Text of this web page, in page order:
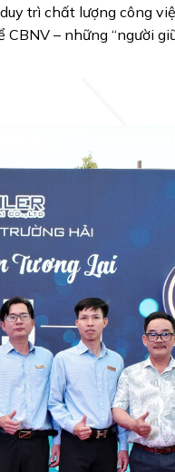
trì chất lượng công
– những “người